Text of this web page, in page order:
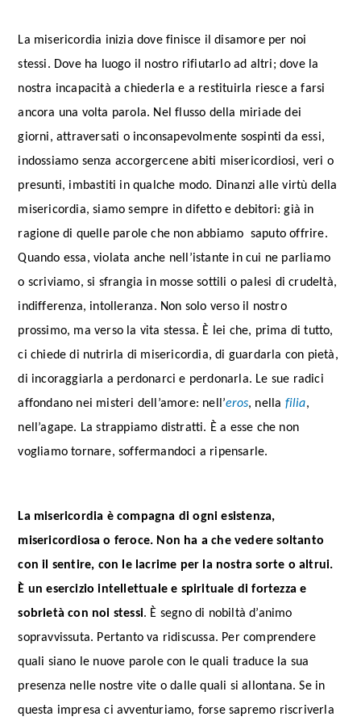
La misericordia inizia dove finisce il disamore per noi
stessi. Dove ha luogo il nostro rifiutarlo ad altri; dove la
nostra incapacità a chiederla e a restituirla riesce a farsi
ancora una volta parola. Nel flusso della miriade dei
giorni, attraversati o inconsapevolmente sospinti da essi,
indossiamo senza accorgercene abiti misericordiosi, veri o
presunti, imbastiti in qualche modo. Dinanzi alle virtù della
misericordia, siamo sempre in difetto e debitori: già in
ragione di quelle parole che non abbiamo saputo offrire.
Quando essa, violata anche nell’istante in cui ne parliamo
o scriviamo, si sfrangia in mosse sottili o palesi di crudeltà,
indifferenza, intolleranza. Non solo verso il nostro
prossimo, ma verso la vita stessa. È lei che, prima di tutto,
ci chiede di nutrirla di misericordia, di guardarla con pietà,
di incoraggiarla a perdonarci e perdonarla. Le sue radici
affondano nei misteri dell’amore: nell’eros, nella filia,
nell’agape. La strappiamo distratti. È a esse che non
vogliamo tornare, soffermandoci a ripensarle.
La misericordia è compagna di ogni esistenza,
misericordiosa o feroce. Non ha a che vedere soltanto
con il sentire, con le lacrime per la nostra sorte o altrui.
È un esercizio intellettuale e spirituale di fortezza e
sobrietà con noi stessi. È segno di nobiltà d’animo
sopravvissuta. Pertanto va ridiscussa. Per comprendere
quali siano le nuove parole con le quali traduce la sua
presenza nelle nostre vite o dalle quali si allontana. Se in
questa impresa ci avventuriamo, forse sapremo riscriverla